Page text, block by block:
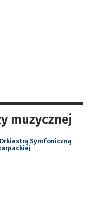
muzycznej
Symfoniczną